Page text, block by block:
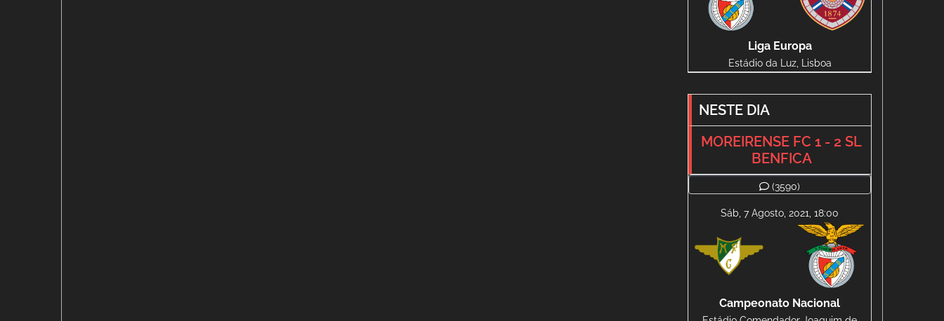
Liga Europa
Estádio da Luz, Lisboa
NESTE DIA
MOREIRENSE FC 1 - 2 SL
BENFICA
(3590)
Sáb, 7 Agosto, 2021, 18:00
Campeonato Nacional